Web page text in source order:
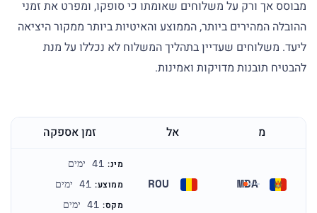
מבוסס אך ורק על משלוחים שאומתו כי סופקו, ומפרט את זמני
ההובלה המהירים ביותר, הממוצע והאיטיות ביותר ממקור היציאה
ליעד. משלוחים שעדיין בתהליך המשלוח לא נכללו על מנת
להבטיח תובנות מדויקות ואמינות.
מ אל זמן אספקה
MDA
מינ: 41 ימים
ממוצע: 41 ימים
מקס: 41 ימים